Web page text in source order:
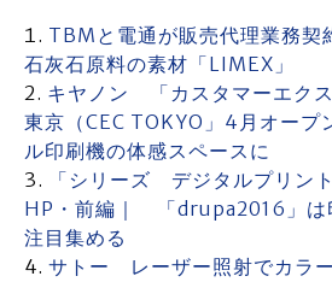
TBMと電通が販売代理業務
石灰石原料の素材「LIMEX」
キヤノン 「カスタマーエク
東京（CEC TOKYO」4月オー
ル印刷機の体感スペースに
「シリーズ デジタルプリン
HP・前編｜ 「drupa2016」は
注目集める
サトー レーザー照射でカラ